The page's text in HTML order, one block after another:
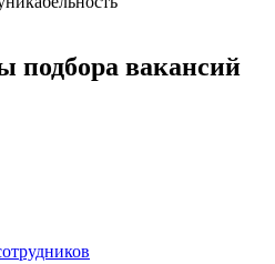
вакансий